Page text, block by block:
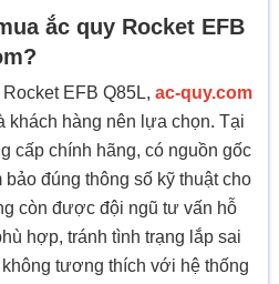
ắc quy Rocket EFB
EFB Q85L, ac-quy.com
khách hàng nên lựa chọn. Tại
cấp chính hãng, có nguồn gốc
đúng thông số kỹ thuật cho
còn được đội ngũ tư vấn hỗ
hợp, tránh tình trạng lắp sai
tương thích với hệ thống